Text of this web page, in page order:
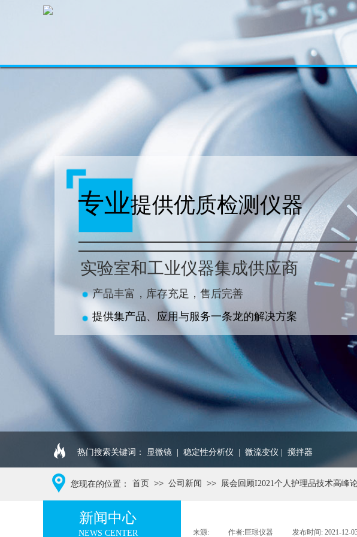
专业提供优质检测仪器
实验室和工业仪器集成供应商
产品丰富，库存充足，售后完善
提供集产品、应用与服务一条龙的解决方案
热门搜索关键词： 显微镜 稳定性分析仪 微流变仪 搅拌器
您现在的位置： 首页 >> 公司新闻 >> 展会回顾I2021个人护理品技术高峰
来源: 作者:巨璟仪器 发布时间: 2021-12-
新闻中心
NEWS CENTER